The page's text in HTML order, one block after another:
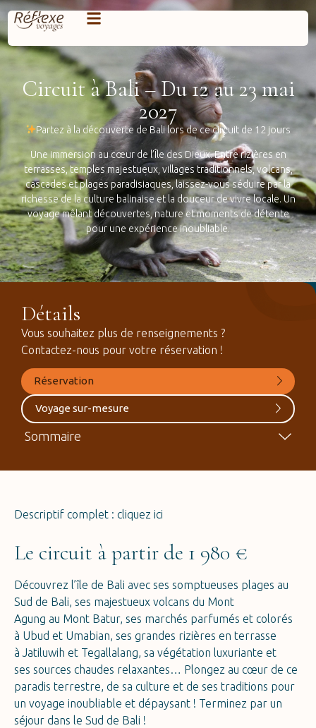
Circuit à Bali – Du 12 au 23 mai
2027
Partez à la découverte de Bali lors de ce circuit de 12 jours
Une immersion au cœur de l’Île des Dieux. Entre rizières en
terrasses, temples majestueux, villages traditionnels, volcans,
cascades et plages paradisiaques, laissez-vous séduire par la
richesse de la culture balinaise et la douceur de vivre locale. Un
voyage mêlant découvertes, nature et moments de détente
pour une expérience inoubliable.
Descriptif complet : cliquez ici
Le circuit à partir de 1 980 €
Découvrez l’île de Bali avec ses somptueuses plages au
Sud de Bali, ses majestueux volcans du Mont
Agung au Mont Batur, ses marchés parfumés et colorés
à Ubud et Umabian, ses grandes rizières en terrasse
à Jatiluwih et Tegallalang, sa végétation luxuriante et
ses sources chaudes relaxantes… Plongez au cœur de ce
paradis terrestre, de sa culture et de ses traditions pour
un voyage inoubliable et dépaysant ! Terminez par un
séjour dans le Sud de Bali !
Détails
Vous souhaitez plus de renseignements ?
Contactez-nous pour votre réservation !
Réservation
Voyage sur-mesure
Sommaire